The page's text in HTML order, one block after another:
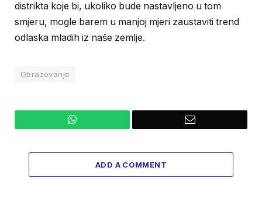
distrikta koje bi, ukoliko bude nastavljeno u tom
smjeru, mogle barem u manjoj mjeri zaustaviti trend
odlaska mladih iz naše zemlje.
Obrazovanje
WhatsApp Email
ADD A COMMENT